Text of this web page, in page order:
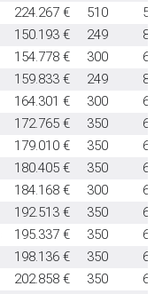
224.267 € 510
5,5
150.193 € 249
8,3
154.778 € 300
6,9
159.833 € 249
8,3
164.301 € 300
6,9
172.765 € 350
6,1
179.010 € 350
6,3
180.405 € 350
6,4
184.168 € 300
6,9
192.513 € 350
6,1
195.337 € 350
6,4
198.136 € 350
6,3
202.858 € 350
6,1